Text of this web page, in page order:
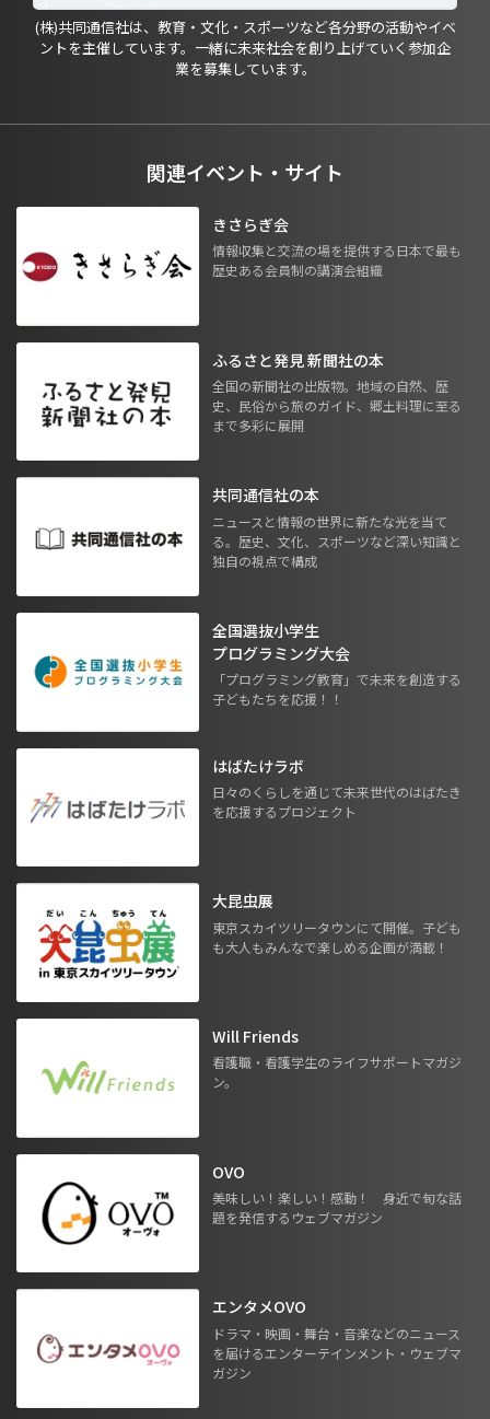
(株)共同通信社は、教育・文化・スポーツなど各分野の活動やイベ
ントを主催しています。一緒に未来社会を創り上げていく参加企
業を募集しています。
関連イベント・サイト
きさらぎ会
情報収集と交流の場を提供する日本で最も
歴史ある会員制の講演会組織
ふるさと発見 新聞社の本
全国の新聞社の出版物。地域の自然、歴
史、民俗から旅のガイド、郷土料理に至る
まで多彩に展開
共同通信社の本
ニュースと情報の世界に新たな光を当て
る。歴史、文化、スポーツなど深い知識と
独自の視点で構成
全国選抜小学生
プログラミング大会
「プログラミング教育」で未来を創造する
子どもたちを応援！！
はばたけラボ
日々のくらしを通じて未来世代のはばたき
を応援するプロジェクト
大昆虫展
東京スカイツリータウンにて開催。子ども
も大人もみんなで楽しめる企画が満載！
Will Friends
看護職・看護学生のライフサポートマガジ
ン。
OVO
美味しい！楽しい！感動！ 身近で旬な話
題を発信するウェブマガジン
エンタメOVO
ドラマ・映画・舞台・音楽などのニュース
を届けるエンターテインメント・ウェブマ
ガジン